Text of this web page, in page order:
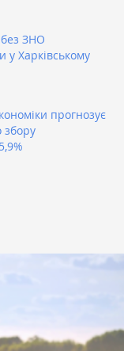
без ЗНО
у Харківському
прогнозує
збору